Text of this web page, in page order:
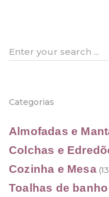
Search
Categorias
Almofadas e
Colchas e
Cozinha e Mesa
Toalhas de banho